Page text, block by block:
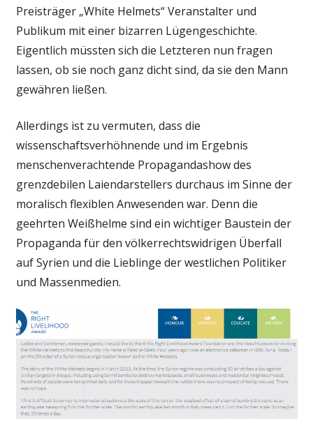
Preisträger „White Helmets“ Veranstalter und
Publikum mit einer bizarren Lügengeschichte.
Eigentlich müssten sich die Letzteren nun fragen
lassen, ob sie noch ganz dicht sind, da sie den Mann
gewähren ließen.
Allerdings ist zu vermuten, dass die
wissenschaftsverhöhnende und im Ergebnis
menschenverachtende Propagandashow des
grenzdebilen Laiendarstellers durchaus im Sinne der
moralisch flexiblen Anwesenden war. Denn die
geehrten Weißhelme sind ein wichtiger Baustein der
Propaganda für den völkerrechtswidrigen Überfall
auf Syrien und die Lieblinge der westlichen Politiker
und Massenmedien.